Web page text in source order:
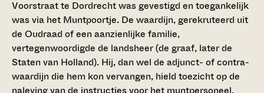
Voorstraat te Dordrecht was gevestigd en toegankelijk
was via het Muntpoortje. De waardijn, gerekruteerd uit
de Oudraad of een aanzienlijke familie,
vertegenwoordigde de landsheer (de graaf, later de
Staten van Holland). Hij, dan wel de adjunct- of contra-
waardijn die hem kon vervangen, hield toezicht op de